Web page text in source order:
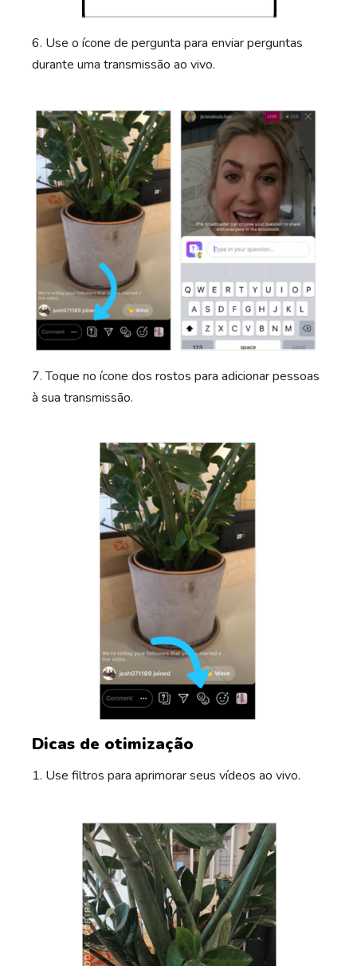
6. Use o ícone de pergunta para enviar perguntas
durante uma transmissão ao vivo.
7. Toque no ícone dos rostos para adicionar pessoas
à sua transmissão.
Dicas de otimização
1. Use filtros para aprimorar seus vídeos ao vivo.